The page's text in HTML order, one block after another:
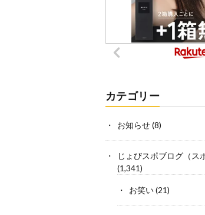
カテゴリー
お知らせ(8)
じょびスポブログ（ス
(1,341)
お笑い(21)